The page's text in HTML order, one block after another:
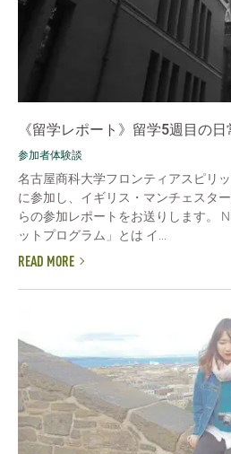
《留学レポート》留学5週目の日
参加者体験談
名古屋商科大学フロンティアスピリ
に参加し、イギリス・マンチェスタ
らの参加レポートをお送りします。
ットプログラム」とは イ...
READ MORE